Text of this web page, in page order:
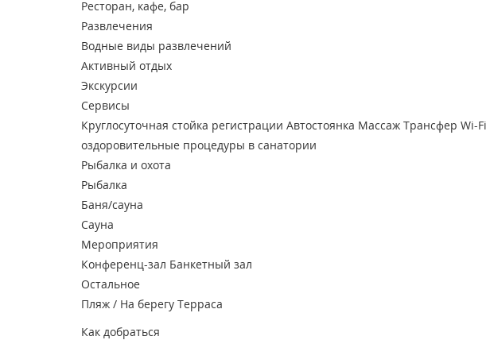
Ресторан, кафе, бар
Развлечения
Водные виды развлечений
Активный отдых
Экскурсии
Сервисы
Круглосуточная стойка регистрации Автостоянка Массаж Трансфер Wi-Fi
оздоровительные процедуры в санатории
Рыбалка и охота
Рыбалка
Баня/сауна
Сауна
Мероприятия
Конференц-зал Банкетный зал
Остальное
Пляж / На берегу Терраса
Как добраться